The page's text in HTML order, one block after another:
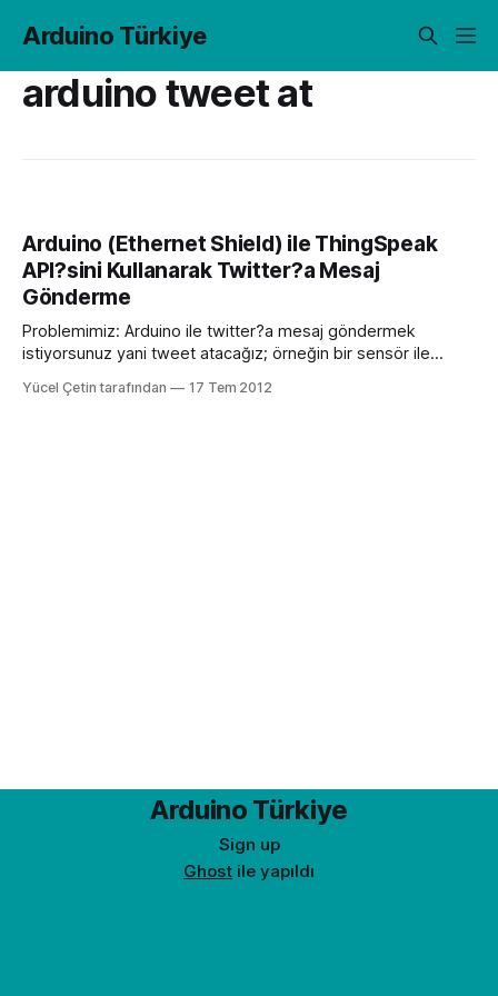
Arduino Türkiye
arduino tweet at
Arduino (Ethernet Shield) ile ThingSpeak
API?sini Kullanarak Twitter?a Mesaj
Gönderme
Problemimiz: Arduino ile twitter?a mesaj göndermek
istiyorsunuz yani tweet atacağız; örneğin bir sensör ile
bunu twitter?dan mesaj olarak görmek istiyorsunuz. Çözüm:
Yücel Çetin tarafından 17 Tem 2012
Arduino Türkiye
Sign up
Ghost ile yapıldı